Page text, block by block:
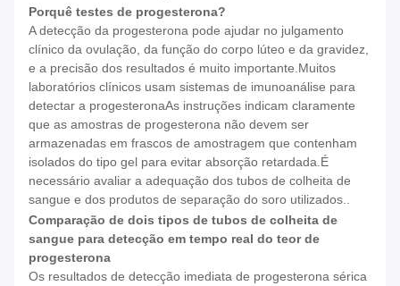
Porquê testes de progesterona?
A detecção da progesterona pode ajudar no julgamento
clínico da ovulação, da função do corpo lúteo e da gravidez,
e a precisão dos resultados é muito importante.Muitos
laboratórios clínicos usam sistemas de imunoanálise para
detectar a progesteronaAs instruções indicam claramente
que as amostras de progesterona não devem ser
armazenadas em frascos de amostragem que contenham
isolados do tipo gel para evitar absorção retardada.É
necessário avaliar a adequação dos tubos de colheita de
sangue e dos produtos de separação do soro utilizados..
Comparação de dois tipos de tubos de colheita de
sangue para detecção em tempo real do teor de
progesterona
Os resultados de detecção imediata de progesterona sérica